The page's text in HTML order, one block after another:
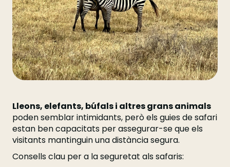
Lleons, elefants, búfals i altres grans animals
poden semblar intimidants, però els guies de safari
estan ben capacitats per assegurar-se que els
visitants mantinguin una distància segura.
Consells clau per a la seguretat als safaris: